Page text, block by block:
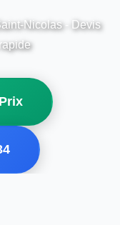
Nicolas - Devis